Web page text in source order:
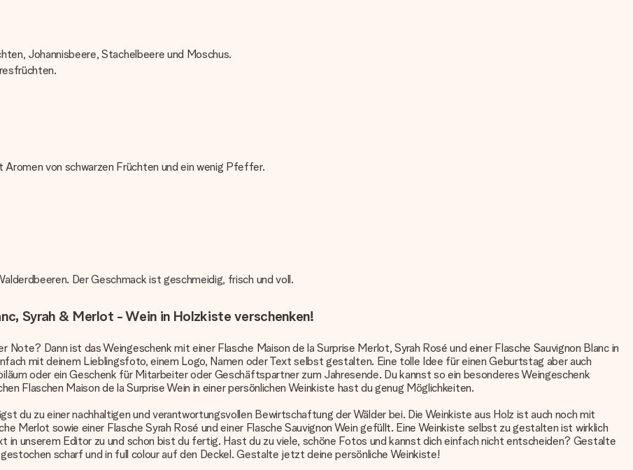
Johannisbeere, Stachelbeere und Moschus.
von schwarzen Früchten und ein wenig Pfeffer.
Der Geschmack ist geschmeidig, frisch und voll.
Syrah & Merlot - Wein in Holzkiste verschenken!
Dann ist das Weingeschenk mit einer Flasche Maison de la Surprise Merlot, Syrah Rosé und einer Flasche Sauvignon Blanc in
mit deinem Lieblingsfoto, einem Logo, Namen oder Text selbst gestalten. Eine tolle Idee für einen Geburtstag aber auch
oder ein Geschenk für Mitarbeiter oder Geschäftspartner zum Jahresende. Du kannst so ein besonderes Weingeschenk
Flaschen Maison de la Surprise Wein in einer persönlichen Weinkiste hast du genug Möglichkeiten.
du zu einer nachhaltigen und verantwortungsvollen Bewirtschaftung der Wälder bei. Die Weinkiste aus Holz ist auch noch mit
Merlot sowie einer Flasche Syrah Rosé und einer Flasche Sauvignon Wein gefüllt. Eine Weinkiste selbst zu gestalten ist wirklich
in unserem Editor zu und schon bist du fertig. Hast du zu viele, schöne Fotos und kannst dich einfach nicht entscheiden? Gestalte
scharf und in full colour auf den Deckel. Gestalte jetzt deine persönliche Weinkiste!